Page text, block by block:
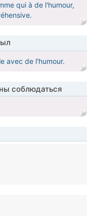
qui à de l'humour,
avec de l'humour.
соблюдаться